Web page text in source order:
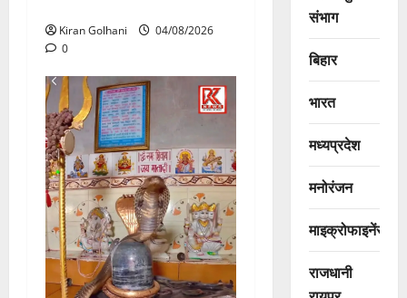
Kiran Golhani
04/08/2026
0
संभाग
बिहार
भारत
मध्यप्रदेश
मनोरंजन
माइक्रोफाइनेंस
राजधानी